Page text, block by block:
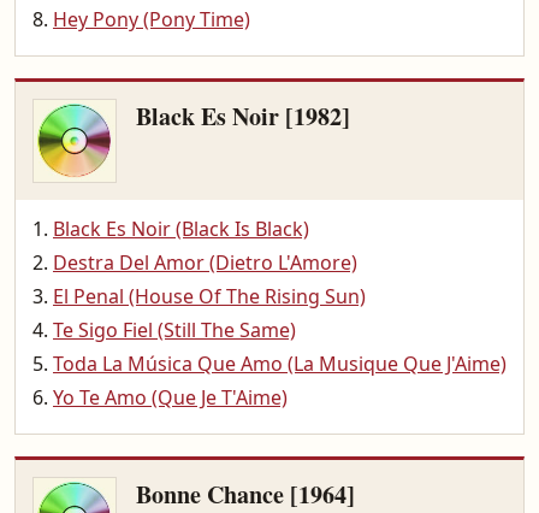
Hey Pony (Pony Time)
Black Es Noir [1982]
Black Es Noir (Black Is Black)
Destra Del Amor (Dietro L'Amore)
El Penal (House Of The Rising Sun)
Te Sigo Fiel (Still The Same)
Toda La Música Que Amo (La Musique Que J'Aime)
Yo Te Amo (Que Je T'Aime)
Bonne Chance [1964]